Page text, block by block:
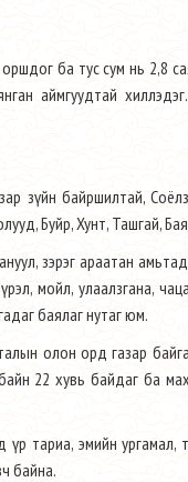
ба тус сум нь 2,8
аймгуудтай хиллэдэг.
зүйн байршилтай,
Буйр, Хунт, Ташгай,
зэрэг араатан
мойл, улаалзгана,
баялаг нутаг юм.
олон орд газар
22 хувь байдаг ба
тариа, эмийн ургамал,
байна.